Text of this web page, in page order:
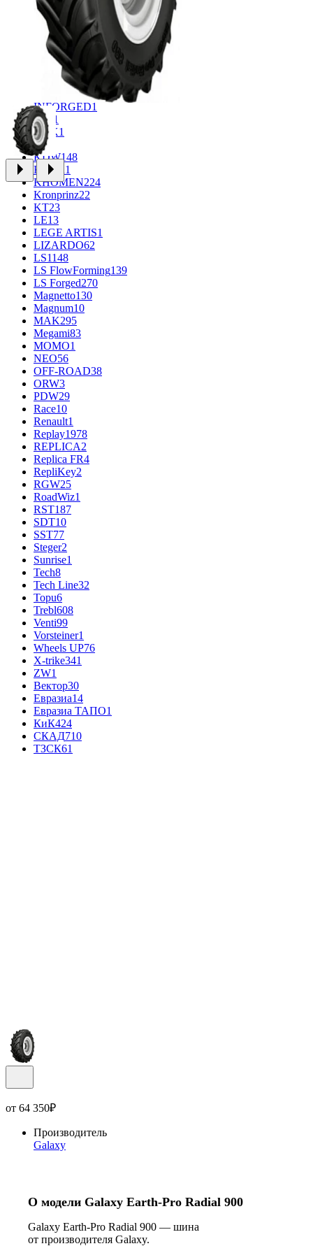
CROSS_STREET 30
Eurodisk
34
GR71
Grizzly3
1004
iFree Original
INFORGED1
IVR
1
K&K1
K7
KDW148
Keskin 1
KHOMEN224
Kronprinz22
KT23
LE13
LEGE ARTIS1
LIZARDO62
LS1148
LS FlowForming139
LS Forged270
Magnetto130
Magnum10
MAK295
Megami83
MOMO1
NEO56
OFF-ROAD38
ORW3
PDW29
Race10
Renault1
Replay1978
REPLICA2
Replica FR4
RepliKey2
RGW25
RoadWiz1
RST187
SDT10
SST77
Steger2
Sunrise1
Tech8
Tech Line32
Topu6
Trebl608
Venti99
Vorsteiner1
Wheels UP76
X-trike341
ZW1
Вектор30
Евразиа14
Евразиа ТАПО1
КиК424
СКАД710
ТЗСК61
от 64 350₽
Производитель
Galaxy
О модели Galaxy Earth-Pro Radial 900
Galaxy Earth-Pro Radial 900 — шина
от производителя Galaxy.